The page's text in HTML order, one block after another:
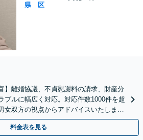
県 区
】離婚協議、不貞慰謝料の請求、財産分
ブルに幅広く対応。対応件数1000件を超
女双方の視点からアドバイスいたします
談OK】
料金表を見る